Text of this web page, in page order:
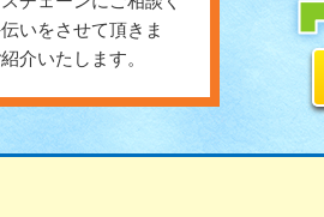
いをさせて頂きま
介いたします。